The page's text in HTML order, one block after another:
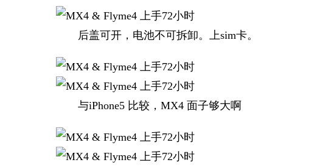
后盖可开，电池不可拆卸。上sim卡。
与iPhone5 比较，MX4 面子够大啊